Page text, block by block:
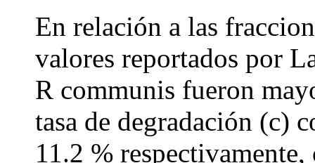
En relación a las
valores reportados por
R communis fueron
tasa de degradación (c)
11.2 %